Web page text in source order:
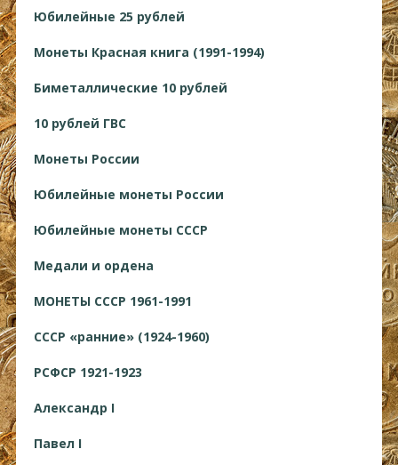
Юбилейные 25 рублей
Монеты Красная книга (1991-1994)
Биметаллические 10 рублей
10 рублей ГВС
Монеты России
Юбилейные монеты России
Юбилейные монеты СССР
Медали и ордена
МОНЕТЫ СССР 1961-1991
СССР «ранние» (1924-1960)
РСФСР 1921-1923
Александр I
Павел I